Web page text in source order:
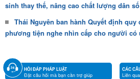
sinh thay thế, nâng cao chất lượng dân số
Thái Nguyên ban hành Quyết định
phương tiện nghe nhìn cấp cho người có
HỎI ĐÁP PHÁP LUẬT
Đặt câu hỏi mà bạn cần trợ giúp
CÁC
Liên